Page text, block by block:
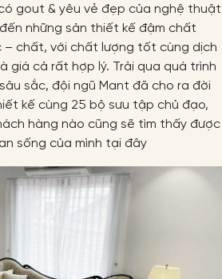
gout & yêu vẻ đẹp của nghệ thuật
những sản thiết kế đậm chất
chất, với chất lượng tốt cùng dịch
giá cả rất hợp lý. Trải qua quá trình
sắc, đội ngũ Mant đã cho ra đời
kế cùng 25 bộ sưu tập chủ đạo,
hàng nào cũng sẽ tìm thấy được
sống của mình tại đây